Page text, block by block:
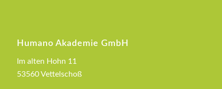
Humano Akademie GmbH
Im alten Hohn 11
53560 Vettelschoß